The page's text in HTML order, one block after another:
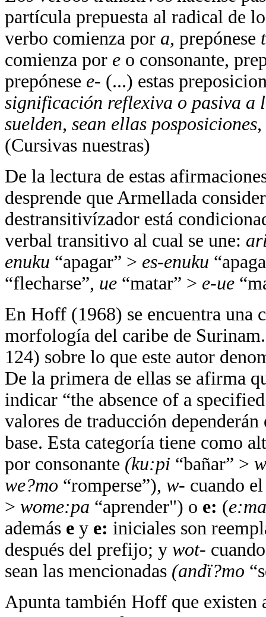
partícula prepuesta al radical de
verbo comienza por a, prepónese
comienza por e o consonante,
prepónese e- (...) estas
significación reflexiva o pasiva a
suelden, sean ellas
(Cursivas nuestras)
De la lectura de estas
desprende que Armellada
destransitivízador está
verbal transitivo al cual se une:
enuku “apagar” > es-enuku
“flecharse”, ue “matar” > e-ue
En Hoff (1968) se encuentra una
morfología del caribe de
124) sobre lo que este autor
De la primera de ellas se afirma
indicar “the absence of a
valores de traducción
base. Esta categoría tiene como
por consonante (ku:pi “bañar” >
we?mo “romperse”), w- cuando
> wome:pa “aprender") o e: (
además e y e: iniciales son
después del prefijo; y wot-
sean las mencionadas (andï?mo
Apunta también Hoff que existen